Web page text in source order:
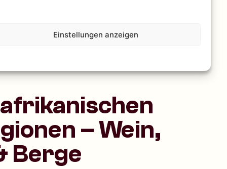
Einstellungen anzeigen
– Wein,
Berge